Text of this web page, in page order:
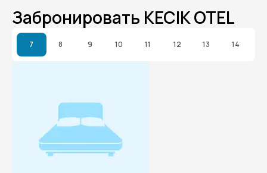
Забронировать KECIK OTEL
7 8 9 10 11 12 13 14